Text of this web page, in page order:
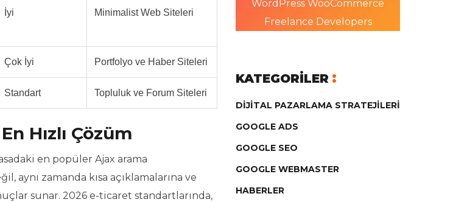
İyi Minimalist Web Siteleri
Çok İyi Portfolyo ve Haber Siteleri
Standart Topluluk ve Forum Siteleri
Hızlı Çözüm
en popüler Ajax arama
zamanda kısa açıklamalarına ve
sunar. 2026 e-ticaret standartlarında,
WordPress WooCommerce
Freelance Developers
KATEGORILER
DIJITAL PAZARLAMA STRATEJILERI
GOOGLE ADS
GOOGLE SEO
GOOGLE WEBMASTER
HABERLER